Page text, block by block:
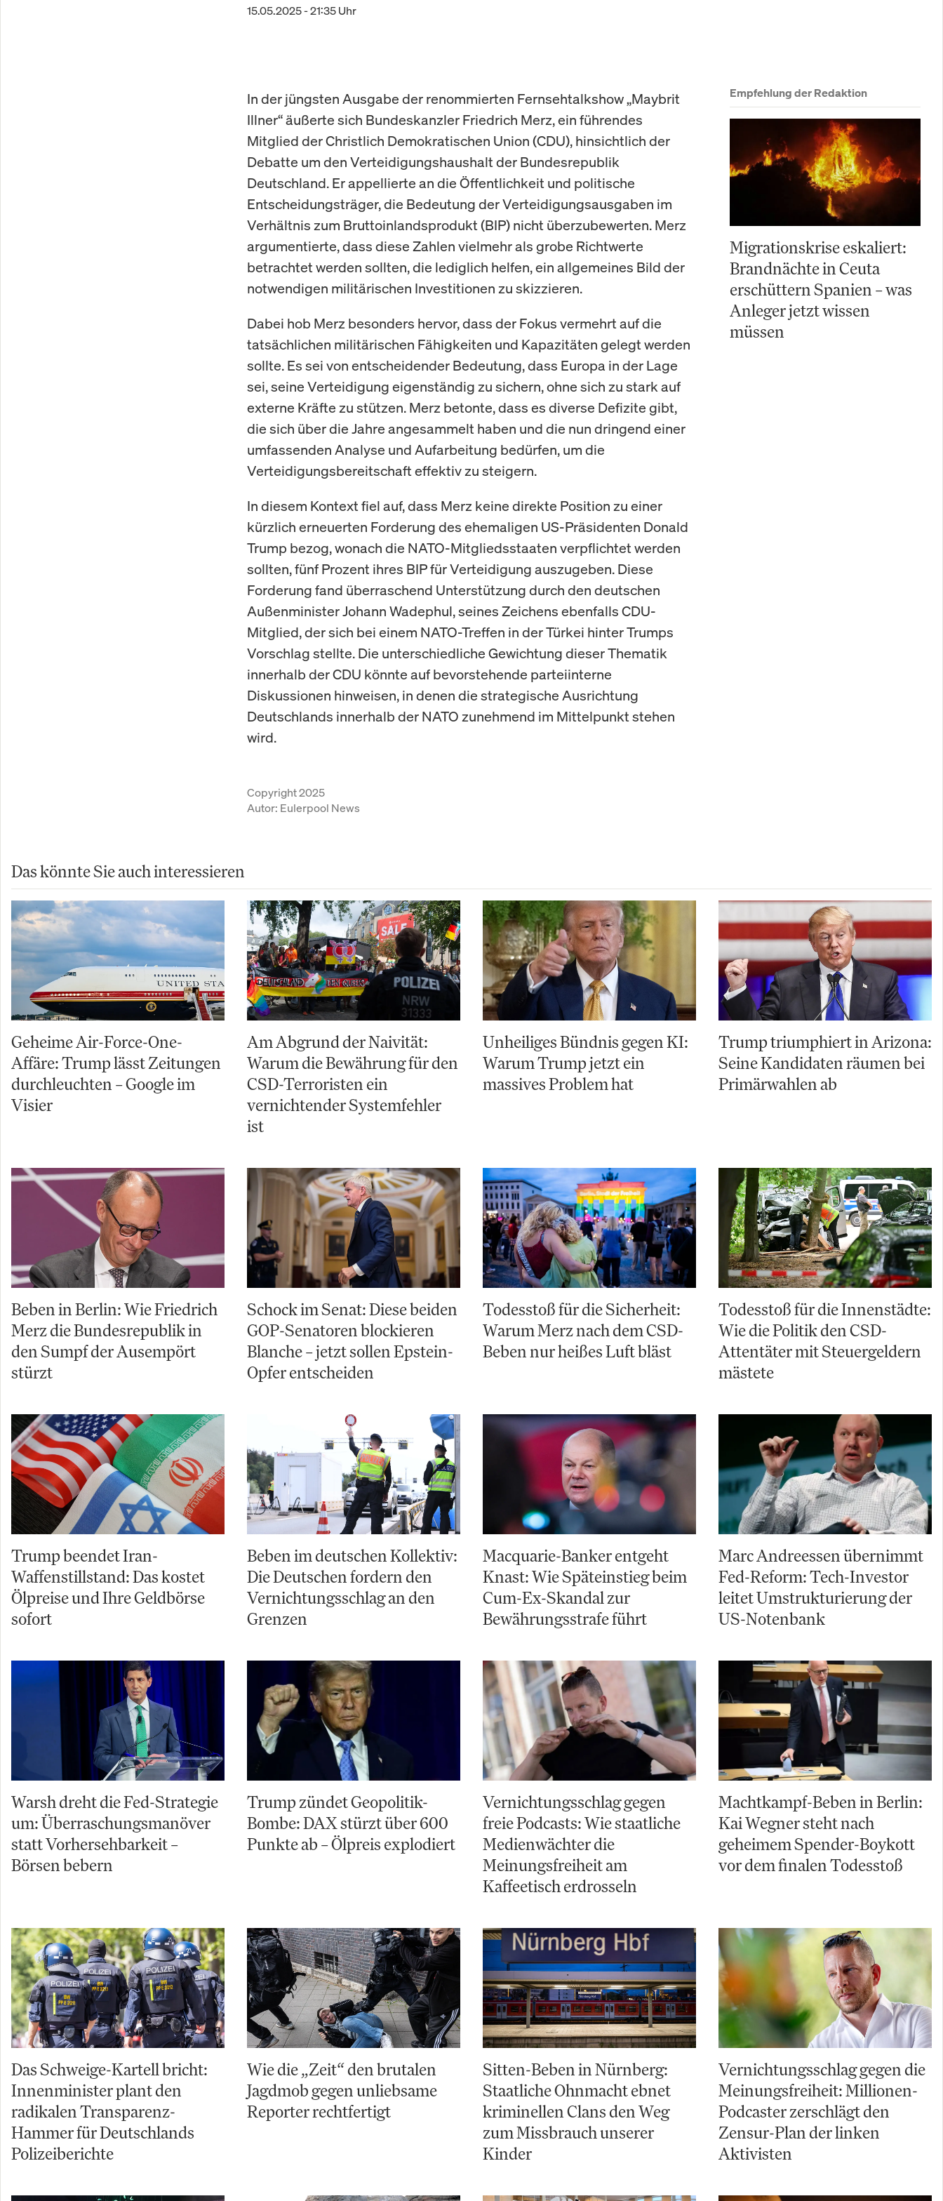
15.05.2025 - 21:35 Uhr
In der jüngsten Ausgabe der renommierten Fernsehtalkshow „Maybrit
Illner“ äußerte sich Bundeskanzler Friedrich Merz, ein führendes
Mitglied der Christlich Demokratischen Union (CDU), hinsichtlich der
Debatte um den Verteidigungshaushalt der Bundesrepublik
Deutschland. Er appellierte an die Öffentlichkeit und politische
Entscheidungsträger, die Bedeutung der Verteidigungsausgaben im
Verhältnis zum Bruttoinlandsprodukt (BIP) nicht überzubewerten. Merz
argumentierte, dass diese Zahlen vielmehr als grobe Richtwerte
betrachtet werden sollten, die lediglich helfen, ein allgemeines Bild der
notwendigen militärischen Investitionen zu skizzieren.
Dabei hob Merz besonders hervor, dass der Fokus vermehrt auf die
tatsächlichen militärischen Fähigkeiten und Kapazitäten gelegt werden
sollte. Es sei von entscheidender Bedeutung, dass Europa in der Lage
sei, seine Verteidigung eigenständig zu sichern, ohne sich zu stark auf
externe Kräfte zu stützen. Merz betonte, dass es diverse Defizite gibt,
die sich über die Jahre angesammelt haben und die nun dringend einer
umfassenden Analyse und Aufarbeitung bedürfen, um die
Verteidigungsbereitschaft effektiv zu steigern.
In diesem Kontext fiel auf, dass Merz keine direkte Position zu einer
kürzlich erneuerten Forderung des ehemaligen US-Präsidenten Donald
Trump bezog, wonach die NATO-Mitgliedsstaaten verpflichtet werden
sollten, fünf Prozent ihres BIP für Verteidigung auszugeben. Diese
Forderung fand überraschend Unterstützung durch den deutschen
Außenminister Johann Wadephul, seines Zeichens ebenfalls CDU-
Mitglied, der sich bei einem NATO-Treffen in der Türkei hinter Trumps
Vorschlag stellte. Die unterschiedliche Gewichtung dieser Thematik
innerhalb der CDU könnte auf bevorstehende parteiinterne
Diskussionen hinweisen, in denen die strategische Ausrichtung
Deutschlands innerhalb der NATO zunehmend im Mittelpunkt stehen
wird.
Copyright 2025
Autor: Eulerpool News
Empfehlung der Redaktion
Migrationskrise eskaliert:
Brandnächte in Ceuta
erschüttern Spanien – was
Anleger jetzt wissen
müssen
Das könnte Sie auch interessieren
Geheime Air-Force-One-
Affäre: Trump lässt Zeitungen
durchleuchten – Google im
Visier
Am Abgrund der Naivität:
Warum die Bewährung für den
CSD-Terroristen ein
vernichtender Systemfehler
ist
Unheiliges Bündnis gegen KI:
Warum Trump jetzt ein
massives Problem hat
Trump triumphiert in Arizona:
Seine Kandidaten räumen bei
Primärwahlen ab
Beben in Berlin: Wie Friedrich
Merz die Bundesrepublik in
den Sumpf der Ausempört
stürzt
Schock im Senat: Diese beiden
GOP-Senatoren blockieren
Blanche – jetzt sollen Epstein-
Opfer entscheiden
Todesstoß für die Sicherheit:
Warum Merz nach dem CSD-
Beben nur heißes Luft bläst
Todesstoß für die Innenstädte:
Wie die Politik den CSD-
Attentäter mit Steuergeldern
mästete
Trump beendet Iran-
Waffenstillstand: Das kostet
Ölpreise und Ihre Geldbörse
sofort
Beben im deutschen Kollektiv:
Die Deutschen fordern den
Vernichtungsschlag an den
Grenzen
Macquarie-Banker entgeht
Knast: Wie Späteinstieg beim
Cum-Ex-Skandal zur
Bewährungsstrafe führt
Marc Andreessen übernimmt
Fed-Reform: Tech-Investor
leitet Umstrukturierung der
US-Notenbank
Warsh dreht die Fed-Strategie
um: Überraschungsmanöver
statt Vorhersehbarkeit –
Börsen bebern
Trump zündet Geopolitik-
Bombe: DAX stürzt über 600
Punkte ab – Ölpreis explodiert
Vernichtungsschlag gegen
freie Podcasts: Wie staatliche
Medienwächter die
Meinungsfreiheit am
Kaffeetisch erdrosseln
Machtkampf-Beben in Berlin:
Kai Wegner steht nach
geheimem Spender-Boykott
vor dem finalen Todesstoß
Das Schweige-Kartell bricht:
Innenminister plant den
radikalen Transparenz-
Hammer für Deutschlands
Polizeiberichte
Wie die „Zeit“ den brutalen
Jagdmob gegen unliebsame
Reporter rechtfertigt
Sitten-Beben in Nürnberg:
Staatliche Ohnmacht ebnet
kriminellen Clans den Weg
zum Missbrauch unserer
Kinder
Vernichtungsschlag gegen die
Meinungsfreiheit: Millionen-
Podcaster zerschlägt den
Zensur-Plan der linken
Aktivisten